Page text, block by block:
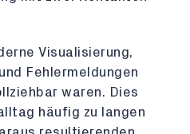
Visualisierung,
Fehlermeldungen
waren. Dies
häufig zu langen